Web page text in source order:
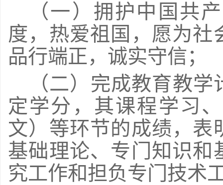
（一）拥护中国共
度，热爱祖国，愿为社
品行端正，诚实守信；
（二）完成教育教
定学分，其课程学习
文）等环节的成绩，表
基础理论、专门知识和
究工作和担负专门技术